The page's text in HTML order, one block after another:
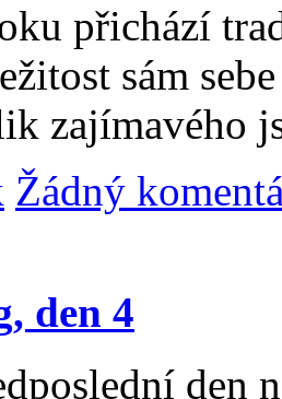
přichází
sám
zajímavého
Žádný
den 4
den